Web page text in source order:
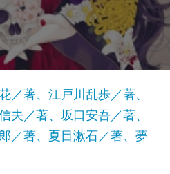
／著、江戸川乱歩／著、
夫／著、坂口安吾／著、
／著、夏目漱石／著、夢